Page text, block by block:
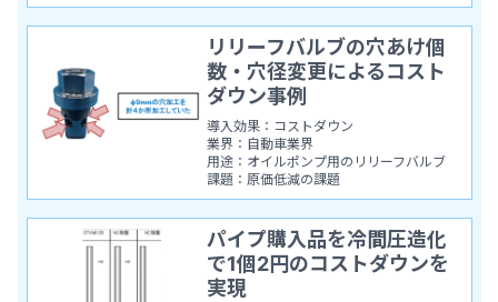
リリーフバルブの穴あけ個
数・穴径変更によるコスト
ダウン事例
導入効果：コストダウン
業界：自動車業界
用途：オイルポンプ用のリリーフバルブ
課題：原価低減の課題
パイプ購入品を冷間圧造化
で1個2円のコストダウンを
実現